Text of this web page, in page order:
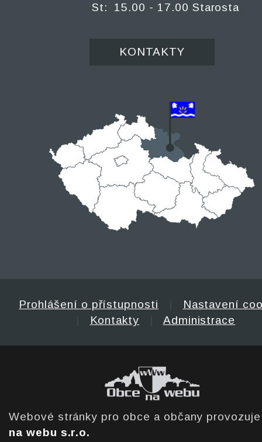
St: 15.00 - 17.00 Starosta
KONTAKTY
Prohlášení o přístupnosti
Nastavení
Kontakty Administrace
Webové stránky pro obce a občany
na webu s.r.o.